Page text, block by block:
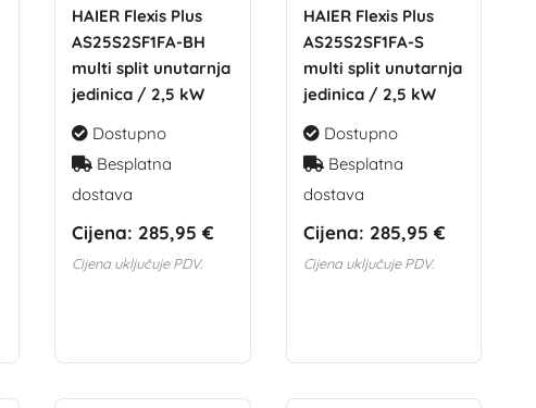
HAIER Flexis Plus
AS25S2SF1FA-BH
multi split unutarnja
jedinica / 2,5 kW
Dostupno
Besplatna
dostava
Cijena: 285,95 €
Cijena uključuje PDV.
HAIER Flexis Plus
AS25S2SF1FA-S
multi split unutarnja
jedinica / 2,5 kW
Dostupno
Besplatna
dostava
Cijena: 285,95 €
Cijena uključuje PDV.